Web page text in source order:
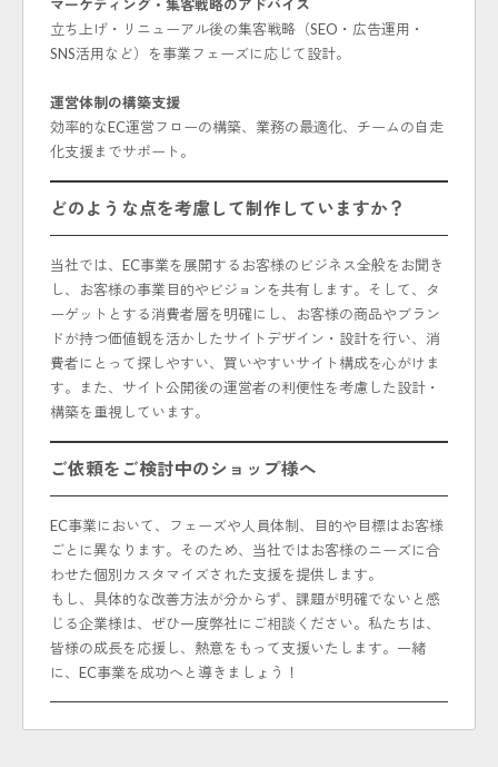
マーケティング・集客戦略のアドバイス
立ち上げ・リニューアル後の集客戦略（SEO・広告運用・
SNS活用など）を事業フェーズに応じて設計。
運営体制の構築支援
効率的なEC運営フローの構築、業務の最適化、チームの自走
化支援までサポート。
どのような点を考慮して制作していますか？
当社では、EC事業を展開するお客様のビジネス全般をお聞き
し、お客様の事業目的やビジョンを共有します。そして、タ
ーゲットとする消費者層を明確にし、お客様の商品やブラン
ドが持つ価値観を活かしたサイトデザイン・設計を行い、消
費者にとって探しやすい、買いやすいサイト構成を心がけま
す。また、サイト公開後の運営者の利便性を考慮した設計・
構築を重視しています。
ご依頼をご検討中のショップ様へ
EC事業において、フェーズや人員体制、目的や目標はお客様
ごとに異なります。そのため、当社ではお客様のニーズに合
わせた個別カスタマイズされた支援を提供します。
もし、具体的な改善方法が分からず、課題が明確でないと感
じる企業様は、ぜひ一度弊社にご相談ください。私たちは、
皆様の成長を応援し、熱意をもって支援いたします。一緒
に、EC事業を成功へと導きましょう！